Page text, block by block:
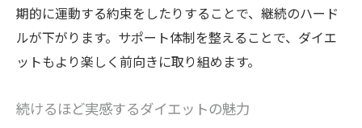
期的に運動する約束をしたりすることで、継続のハード
ルが下がります。サポート体制を整えることで、ダイエ
ットもより楽しく前向きに取り組めます。
続けるほど実感するダイエットの魅力